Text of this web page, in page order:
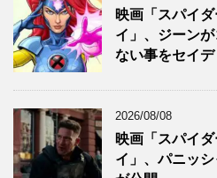
映画「スパイ
イ」、ジーン
ない事をセイ
2026/08/08
映画「スパイ
イ」、パニッ